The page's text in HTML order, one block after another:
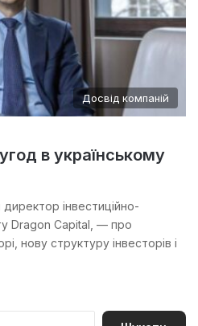
Досвід компаній
в українському
інвестиційно-
Dragon Capital, — про
нову структуру інвесторів і
П